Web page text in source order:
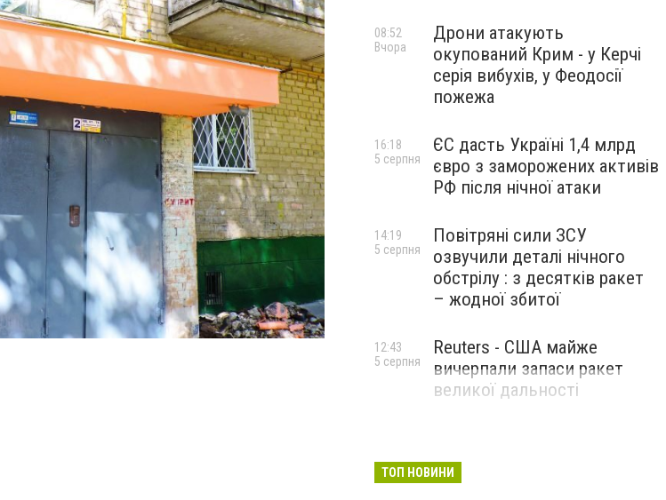
Дрони атакують
окупований Крим - у Керчі
серія вибухів, у Феодосії
пожежа
08:52
Вчора
ЄС дасть Україні 1,4 млрд
євро з заморожених активів
РФ після нічної атаки
16:18
5 серпня
Повітряні сили ЗСУ
озвучили деталі нічного
обстрілу : з десятків ракет
– жодної збитої
14:19
5 серпня
Reuters - США майже
вичерпали запаси ракет
великої дальності
12:43
5 серпня
ТОП НОВИНИ